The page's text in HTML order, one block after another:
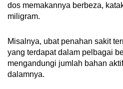
dos memakannya berbeza,
miligram.
Misalnya, ubat penahan sakit
yang terdapat dalam pelbagai
mengandungi jumlah bahan
dalamnya.